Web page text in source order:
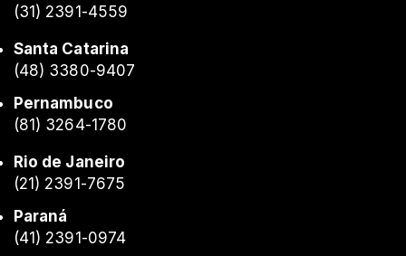
(31) 2391-4559
Santa Catarina
(48) 3380-9407
Pernambuco
(81) 3264-1780
Rio de Janeiro
(21) 2391-7675
Paraná
(41) 2391-0974